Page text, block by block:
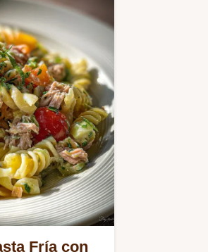
Fría con